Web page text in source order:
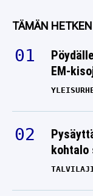
TÄMÄN
EM-
kohtalo